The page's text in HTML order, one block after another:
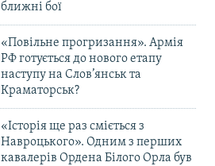
ближні бої
«Повільне прогризання». Армія
РФ готується до нового етапу
наступу на Слов’янськ та
Краматорськ?
«Історія ще раз сміється з
Навроцького». Одним з перших
кавалерів Ордена Білого Орла був